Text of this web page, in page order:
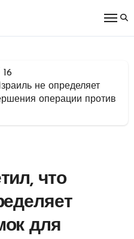
16
не определяет
операции против
что
для